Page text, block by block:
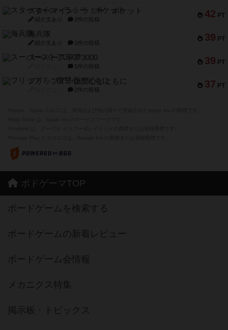
42 PT
スターマイン・ラミー ポケット
紹介文あり 2件の投稿
39 PT
海兵隊
紹介文あり 1件の投稿
39 PT
スーパーストア3000
1件の投稿
37 PT
フリップ７：復讐心とともに
2件の投稿
ボドゲーマTOP
ボードゲームを検索する
ボードゲームの新着レビュー
ボードゲーム会情報
メカニクス特集
掲示板・トピックス